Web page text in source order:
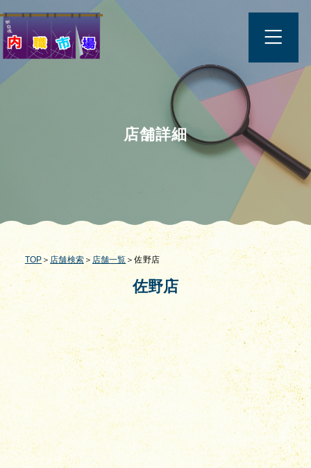
店舗詳細
TOP ＞ 店舗検索＞ 店舗一覧 ＞佐野店
佐野店